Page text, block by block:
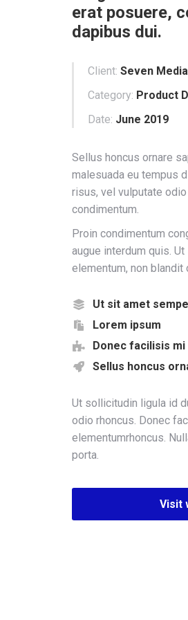
erat posuere,
dapibus dui.
Client: Seven
Category: Product
Date: June 2019
Sellus honcus ornare
malesuada eu tempus
risus, vel vulputate
condimentum.
Proin condimentum
augue interdum quis.
elementum, non blandit
Ut sit amet
Lorem ipsum
Donec facilisis mi
Sellus honcus
Ut sollicitudin ligula id
odio rhoncus. Donec
elementumrhoncus.
porta.
Visit